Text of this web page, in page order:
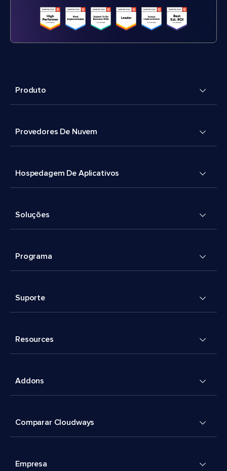
Produto
Provedores De Nuvem
Hospedagem De Aplicativos
Soluções
Programa
Suporte
Resources
Addons
Comparar Cloudways
Empresa